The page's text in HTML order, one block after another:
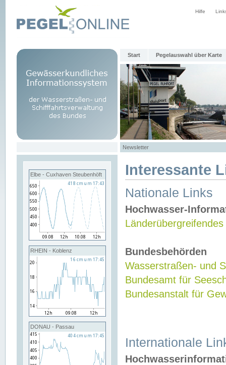
Hilfe
Start Pegelauswahl über Karte
Newsletter
Elbe - Cuxhaven Steubenhöft
RHEIN - Koblenz
DONAU - Passau
Interessante
Nationale Links
Hochwasser-
Bundesbehörden
Wasserstraßen- und
Bundesamt für
Bundesanstalt für
Internationale